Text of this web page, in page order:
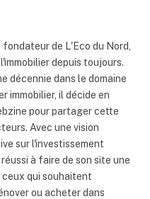
de L'Eco du Nord,
depuis toujours.
décennie dans le domaine
immobilier, il décide en
pour partager cette
Avec une vision
sur l'investissement
à faire de son site une
qui souhaitent
ou acheter dans